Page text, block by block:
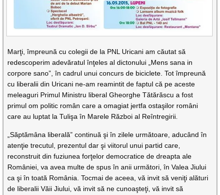
Marţi, împreună cu colegii de la PNL Uricani am căutat să
redescoperim adevăratul înţeles al dictonului „Mens sana in
corpore sano”, în cadrul unui concurs de biciclete. Tot împreună
cu liberalii din Uricani ne-am reamintit de faptul că pe aceste
meleaguri Primul Ministru liberal Gheorghe Tătărăscu a fost
primul om politic român care a omagiat jertfa ostaşilor români
care au luptat la Tulişa în Marele Război al Reîntregirii.
„Săptămâna liberală” continuă şi în zilele următoare, aducând în
atenţie trecutul, prezentul dar şi viitorul unui partid care,
reconstruit din fuziunea forţelor democratice de dreapta ale
României, va avea multe de spus în anii următori, în Valea Jiului
ca şi în toată România. Tocmai de aceea, vă invit să veniţi alături
de liberalii Văii Jiului, vă invit să ne cunoaşteţi, vă invit să